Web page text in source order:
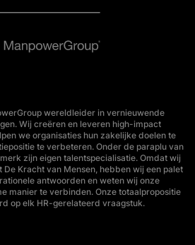
wereldleider in vernieuwende
Wij creëren en leveren high-impact
we organisaties hun zakelijke doelen te
te verbeteren. Onder de paraplu van
zijn eigen talentspecialisatie. Omdat wij
De Kracht van Mensen, hebben wij een palet
antwoorden en weten wij onze
manier te verbinden. Onze totaalpropositie
op elk HR-gerelateerd vraagstuk.